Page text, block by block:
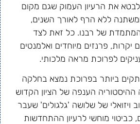
לבטא את הרעיון העמוק שגם מקום
ללא הרף לאורך השנים,
של רבנו. כל זאת לצד
יקרות, פרנזים מיוחדים ואלמנטים
לפרוכת מראה מלכותי.
ביותר בפרוכת נמצא בחלקה
הענפה של הציון הקדוש
ויזואלי של שלושה 'גלגולים' שעבר
כביטוי מוחשי לרעיון ההתחדשות